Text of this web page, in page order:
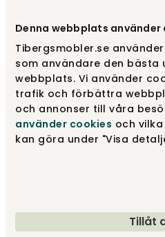
Denna webbplats använder
Tibergsmobler.se
som användare den bästa
webbplats. Vi använder
trafik och förbättra
och annonser till våra
använder cookies och
kan göra under "Visa
Tillåt
Välj färgPale Rose
Pale Rose
Grey Melange